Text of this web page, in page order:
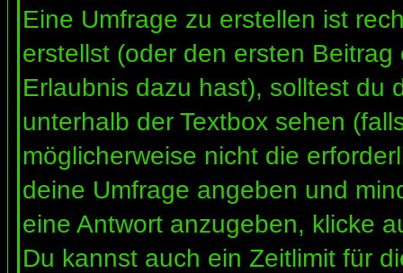
Eine Umfrage zu erstellen ist
erstellst (oder den ersten
Erlaubnis dazu hast), solltest du
unterhalb der Textbox sehen
möglicherweise nicht die
deine Umfrage angeben und
eine Antwort anzugeben, klicke
Du kannst auch ein Zeitlimit für